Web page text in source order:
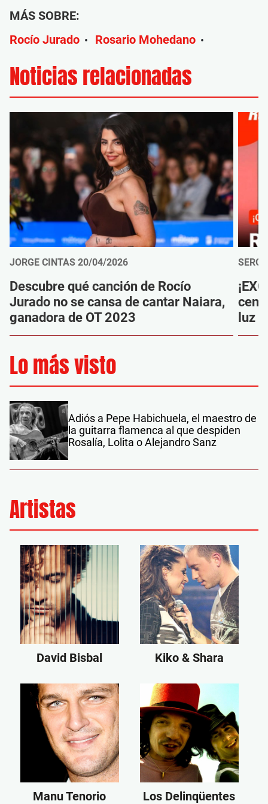
MÁS SOBRE:
Rocío Jurado • Rosario Mohedano •
Noticias relacionadas
JORGE CINTAS 20/04/2026
Descubre qué canción de Rocío
Jurado no se cansa de cantar Naiara,
ganadora de OT 2023
luz
Lo más visto
Adiós a Pepe Habichuela, el maestro de
la guitarra flamenca al que despiden
Rosalía, Lolita o Alejandro Sanz
Artistas
David Bisbal Kiko & Shara
Manu Tenorio Los Delinqüentes